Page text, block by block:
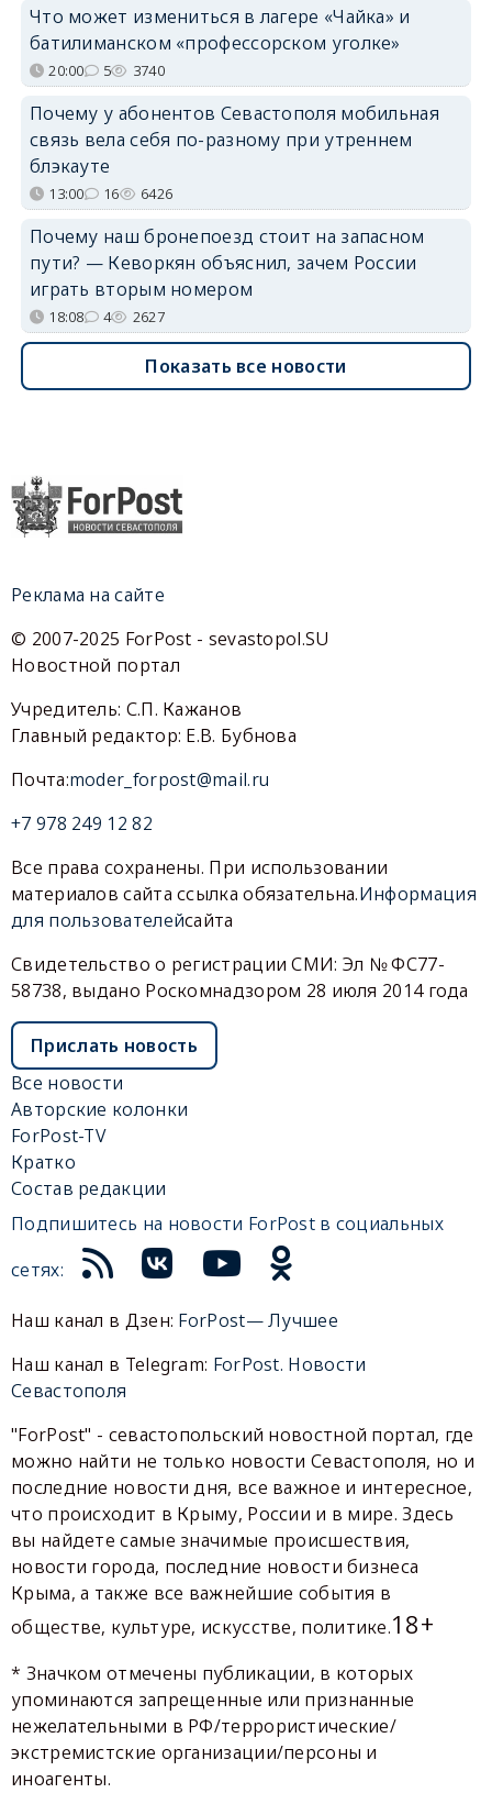
Что может измениться в лагере «Чайка» и
батилиманском «профессорском уголке»
20:00 5 3740
Почему у абонентов Севастополя мобильная
связь вела себя по-разному при утреннем
блэкауте
13:00 16 6426
Почему наш бронепоезд стоит на запасном
пути? — Кеворкян объяснил, зачем России
играть вторым номером
18:08 4 2627
Показать все новости
Реклама на сайте
© 2007-2025 ForPost - sevastopol.SU
Новостной портал
Учредитель: С.П. Кажанов
Главный редактор: Е.В. Бубнова
Почта:moder_forpost@mail.ru
+7 978 249 12 82
Все права сохранены. При использовании
материалов сайта ссылка обязательна.Информация
для пользователейсайта
Свидетельство о регистрации СМИ: Эл № ФС77-
58738, выдано Роскомнадзором 28 июля 2014 года
Прислать новость
Все новости
Авторские колонки
ForPost-TV
Кратко
Состав редакции
Подпишитесь на новости ForPost в социальных
сетях:
Наш канал в Дзен: ForPost— Лучшее
Наш канал в Telegram: ForPost. Новости
Севастополя
"ForPost" - севастопольский новостной портал, где
можно найти не только новости Севастополя, но и
последние новости дня, все важное и интересное,
что происходит в Крыму, России и в мире. Здесь
вы найдете самые значимые происшествия,
новости города, последние новости бизнеса
Крыма, а также все важнейшие события в
обществе, культуре, искусстве, политике.18+
* Значком отмечены публикации, в которых
упоминаются запрещенные или признанные
нежелательными в РФ/террористические/
экстремистские организации/персоны и
иноагенты.